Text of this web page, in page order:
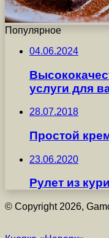
Популярное
04.06.2024
услуги для
28.07.2018
Простой
23.06.2020
Рулет из
© Copyright 2026,